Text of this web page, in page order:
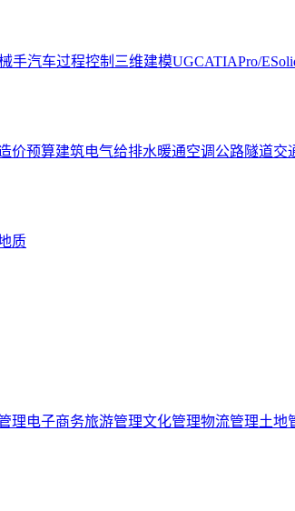
手汽车过程控制 三维建模UGCATIAPro/E
价预算建筑电气给排水暖通空调 公路隧道交
质
理电子商务旅游管理文化管理物流管理土地